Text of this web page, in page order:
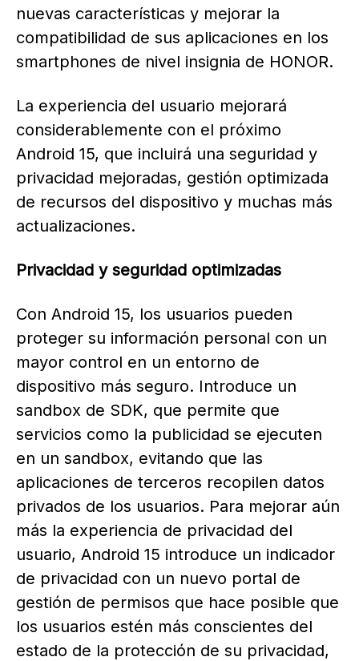
nuevas características y mejorar la
compatibilidad de sus aplicaciones en los
smartphones de nivel insignia de HONOR.
La experiencia del usuario mejorará
considerablemente con el próximo
Android 15, que incluirá una seguridad y
privacidad mejoradas, gestión optimizada
de recursos del dispositivo y muchas más
actualizaciones.
Privacidad y seguridad optimizadas
Con Android 15, los usuarios pueden
proteger su información personal con un
mayor control en un entorno de
dispositivo más seguro. Introduce un
sandbox de SDK, que permite que
servicios como la publicidad se ejecuten
en un sandbox, evitando que las
aplicaciones de terceros recopilen datos
privados de los usuarios. Para mejorar aún
más la experiencia de privacidad del
usuario, Android 15 introduce un indicador
de privacidad con un nuevo portal de
gestión de permisos que hace posible que
los usuarios estén más conscientes del
estado de la protección de su privacidad,